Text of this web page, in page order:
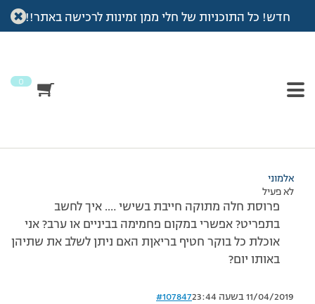
חדש! כל התוכניות של חלי ממן זמינות לרכישה באתר!!
0
עמוד הבית >דיונים>פורום >חלה מתוקה
מוצגות 2 תגובות – 1 עד 2 (מתוך 2 סה״כ)
אלמוני
לא פעיל
פרוסת חלה מתוקה חייבת בשישי …. איך לחשב
בתפריט? אפשרי במקום פחמימה בביניים או ערב? אני
אוכלת כל בוקר חטיף בריאןת האם ניתן לשלב את שתיהן
באותו יום?
11/04/2019 בשעה 23:44 #107847